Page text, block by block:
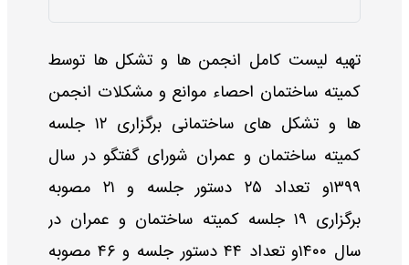
تهیه لیست کامل انجمن ها و تشکل ها توسط
کمیته ساختمان احصاء موانع و مشکلات انجمن
ها و تشکل های ساختمانی برگزاری ۱۲ جلسه
کمیته ساختمان و عمران شورای گفتگو در سال
۱۳۹۹و تعداد ۲۵ دستور جلسه و ۲۱ مصوبه
برگزاری ۱۹ جلسه کمیته ساختمان و عمران در
سال ۱۴۰۰و تعداد ۴۴ دستور جلسه و ۴۶ مصوبه